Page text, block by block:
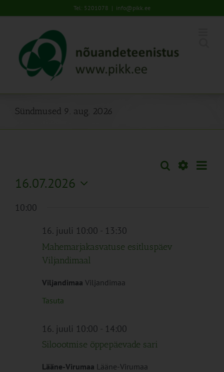
to
Tel: 5201078 | info@pikk.ee
Sündmused 9. aug. 2026
Sündmused
Otsi Päev
16.07.2026
kuupäev.
10:00
16. juuli 10:00 - 13:30
Mahemarjakasvatuse esitluspäev
Viljandimaal
Viljandimaa Viljandimaa
Tasuta
16. juuli 10:00 - 14:00
Siloootmise õppepäevade sari
Lääne-Virumaa Lääne-Virumaa